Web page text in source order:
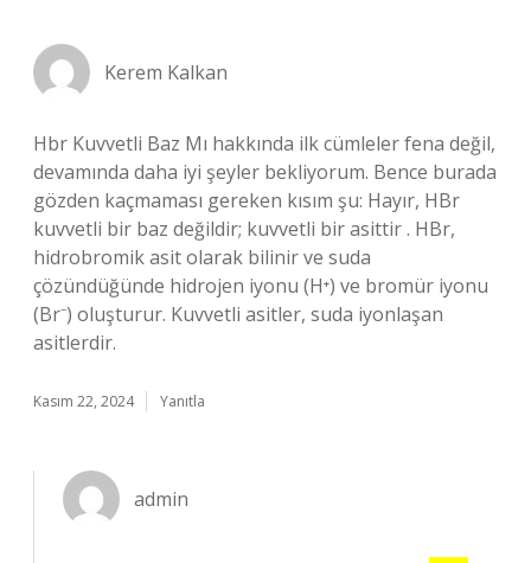
Kerem Kalkan
Hbr Kuvvetli Baz Mı hakkında ilk cümleler fena değil,
devamında daha iyi şeyler bekliyorum. Bence burada
gözden kaçmaması gereken kısım şu: Hayır, HBr
kuvvetli bir baz değildir; kuvvetli bir asittir . HBr,
hidrobromik asit olarak bilinir ve suda
çözündüğünde hidrojen iyonu (H⁺) ve bromür iyonu
(Br⁻) oluşturur. Kuvvetli asitler, suda iyonlaşan
asitlerdir.
Kasım 22, 2024 Yanıtla
admin